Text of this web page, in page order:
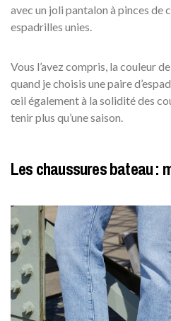
avec un joli pantalon à pinces de
espadrilles unies.
Vous l’avez compris, la couleur
quand je choisis une paire
œil également à la solidité des
tenir plus qu’une saison.
Les chaussures bateau :